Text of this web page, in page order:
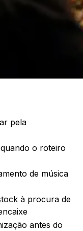
pela
o roteiro
de música
à procura de
antes do